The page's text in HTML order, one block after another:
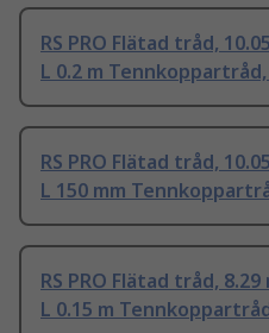
RS PRO Flätad tråd,
L 0.2 m Tennkoppartråd,
RS PRO Flätad tråd,
L 150 mm
RS PRO Flätad tråd, 8.29
L 0.15 m